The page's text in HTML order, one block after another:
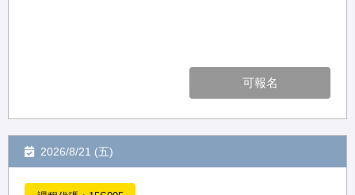
可報名
2026/8/21 (五)